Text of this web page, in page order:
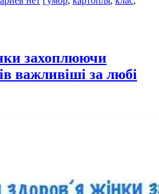
захоплюючи
важливіші за любі